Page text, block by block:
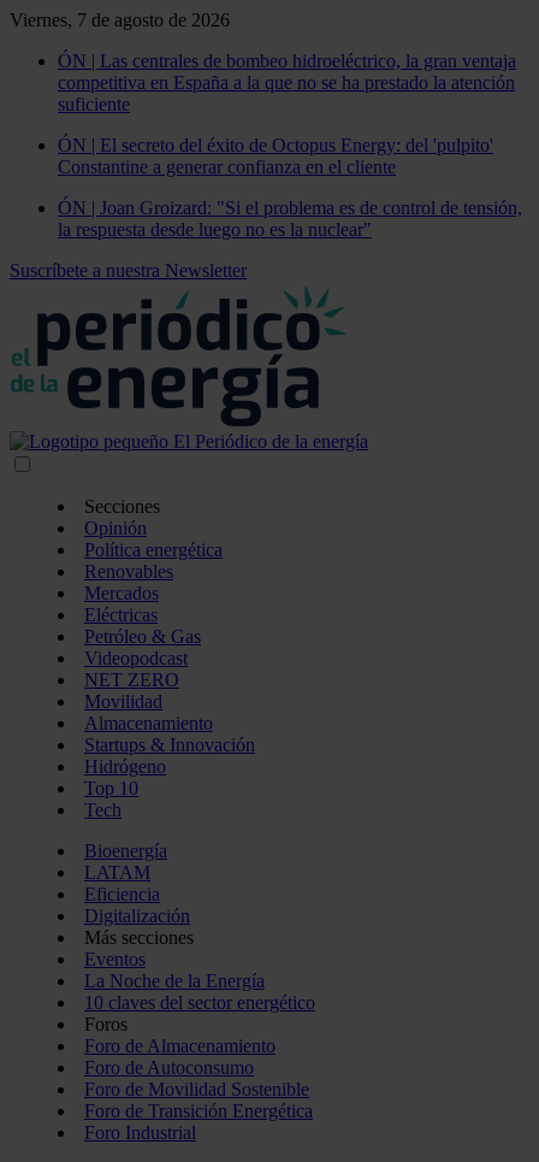
Viernes, 7 de agosto de 2026
ÓN | Las centrales de bombeo hidroeléctrico, la gran ventaja
competitiva en España a la que no se ha prestado la atención
suficiente
ÓN | El secreto del éxito de Octopus Energy: del 'pulpito'
Constantine a generar confianza en el cliente
ÓN | Joan Groizard: "Si el problema es de control de tensión,
la respuesta desde luego no es la nuclear"
Suscríbete a nuestra Newsletter
Secciones
Opinión
Política energética
Renovables
Mercados
Eléctricas
Petróleo & Gas
Videopodcast
NET ZERO
Movilidad
Almacenamiento
Startups & Innovación
Hidrógeno
Top 10
Tech
Bioenergía
LATAM
Eficiencia
Digitalización
Más secciones
Eventos
La Noche de la Energía
10 claves del sector energético
Foros
Foro de Almacenamiento
Foro de Autoconsumo
Foro de Movilidad Sostenible
Foro de Transición Energética
Foro Industrial